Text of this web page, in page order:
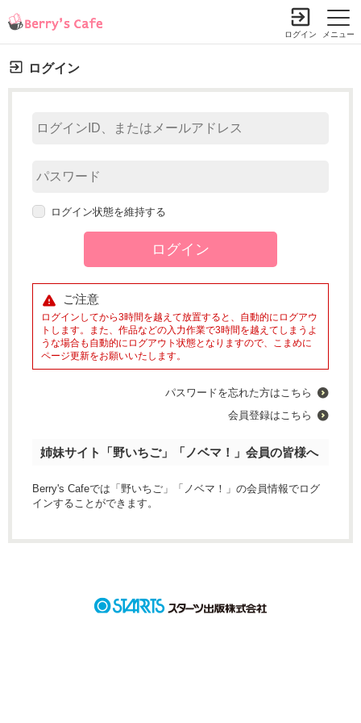
メニュー
ログイン
ログイン
ログイン状態を維持する
ご注意
ログインしてから3時間を越えて放置すると、自動的にログアウ
トします。また、作品などの入力作業で3時間を越えてしまうよ
うな場合も自動的にログアウト状態となりますので、こまめに
ページ更新をお願いいたします。
パスワードを忘れた方はこちら
会員登録はこちら
姉妹サイト「野いちご」「ノベマ！」会員の皆様へ
Berry's Cafeでは「野いちご」「ノベマ！」の会員情報でログ
インすることができます。